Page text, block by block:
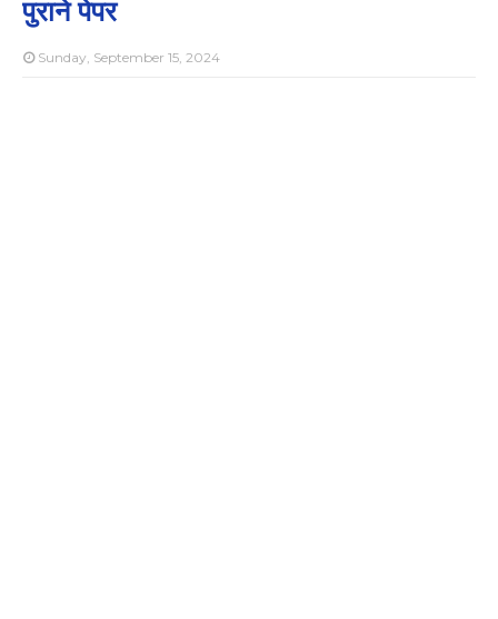
पुराने पेपर
Sunday, September 15, 2024